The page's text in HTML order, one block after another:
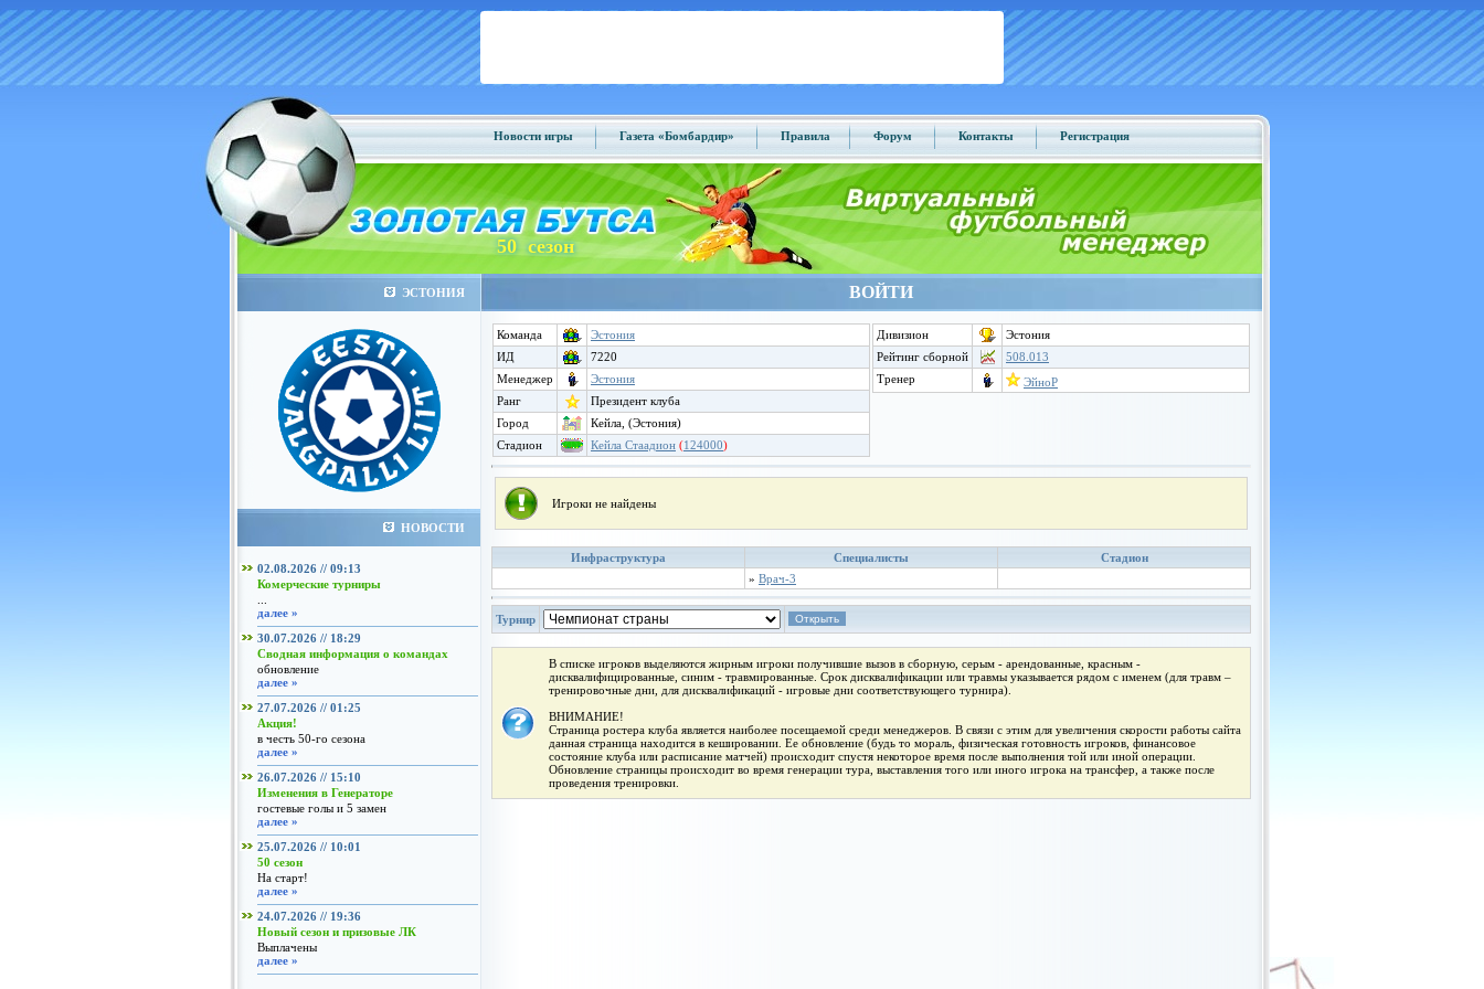
Новости игры Газета «Бомбардир» Правила Форум Контакты Регистрация
50 сезон
ЭСТОНИЯ
НОВОСТИ
02.08.2026 // 09:13
Комерческие турниры
далее »
30.07.2026 // 18:29
Сводная информация о командах
обновление
далее »
27.07.2026 // 01:25
Акция!
в честь 50-го сезона
далее »
26.07.2026 // 15:10
Изменения в Генераторе
гостевые голы и 5 замен
далее »
25.07.2026 // 10:01
50 сезон
На старт!
далее »
24.07.2026 // 19:36
Новый сезон и призовые ЛК
Выплачены
далее »
ВОЙТИ
Команда
Эстония
ИД
7220
Менеджер
Эстония
Ранг
Президент клуба
Город
Кейла, (Эстония)
Стадион
Кейла Стаадион (124000)
Дивизион
Эстония
Рейтинг сборной
508.013
Тренер
ЭйноР
Игроки не найдены
Инфраструктура Специалисты
Стадион
» Врач-3
Турнир
В списке игроков выделяются жирным игроки получившие вызов в сборную, серым - арендованные, красным -
дисквалифицированные, синим - травмированные. Срок дисквалификации или травмы указывается рядом с именем (для травм –
тренировочные дни, для дисквалификаций - игровые дни соответствующего турнира).
ВНИМАНИЕ!
Страница ростера клуба является наиболее посещаемой среди менеджеров. В связи с этим для увеличения скорости работы сайта
данная страница находится в кешировании. Ее обновление (будь то мораль, физическая готовность игроков, финансовое
состояние клуба или расписание матчей) происходит спустя некоторое время после выполнения той или иной операции.
Обновление страницы происходит во время генерации тура, выставления того или иного игрока на трансфер, а также после
проведения тренировки.